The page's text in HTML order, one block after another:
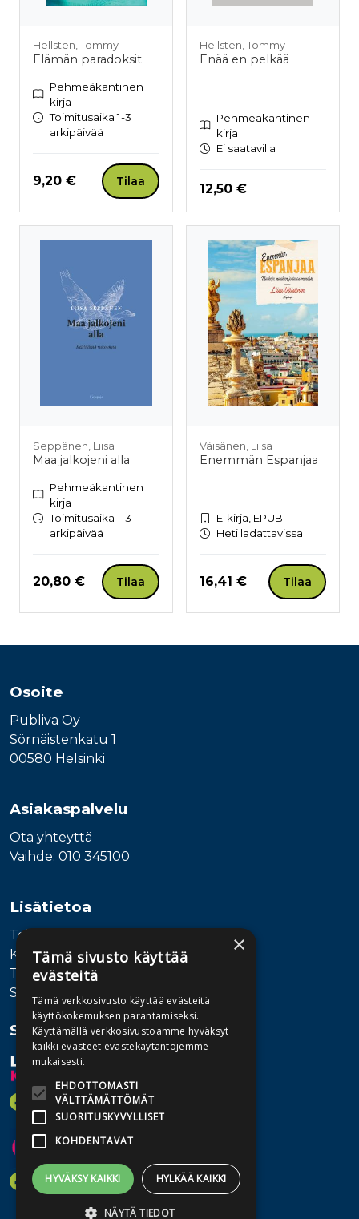
Hellsten, Tommy
Elämän paradoksit
Pehmeäkantinen
kirja
Toimitusaika 1-3
arkipäivää
Hinta nyt
9,20 € Tilaa
Hellsten, Tommy
Enää en pelkää
Pehmeäkantinen
kirja
Ei saatavilla
Hinta nyt
12,50 €
Seppänen, Liisa
Maa jalkojeni alla
Pehmeäkantinen
kirja
Toimitusaika 1-3
arkipäivää
Hinta nyt
20,80 € Tilaa
Väisänen, Liisa
Enemmän Espanjaa
E-kirja, EPUB
Heti ladattavissa
Hinta nyt
16,41 € Tilaa
Osoite
Publiva Oy
Sörnäistenkatu 1
00580 Helsinki
Asiakaspalvelu
Ota yhteyttä
Vaihde: 010 345100
Lisätietoa
Toimitusehdot
Käyttöohjeet
Tietosuojaseloste
Saavutettavuusseloste
Seuraa meitä
×
Tämä sivusto käyttää
evästeitä
Tämä verkkosivusto käyttää evästeitä
käyttökokemuksen parantamiseksi.
Käyttämällä verkkosivustoamme hyväksyt
kaikki evästeet evästekäytäntöjemme
mukaisesti.
EHDOTTOMASTI
VÄLTTÄMÄTTÖMÄT
SUORITUSKYVYLLISET
KOHDENTAVAT
HYVÄKSY KAIKKI HYLKÄÄ KAIKKI
NÄYTÄ TIEDOT